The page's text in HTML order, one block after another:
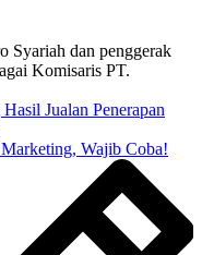
Syariah dan penggerak
Komisaris PT.
Penerapan
Wajib Coba!